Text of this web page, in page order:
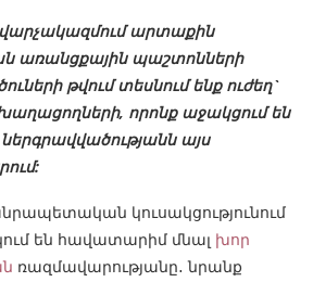
արտաքին
առանցքային պաշտոնների
թվում տեսնում ենք ուժեղ`
որոնք աջակցում են
այս
կուսակցությունում
են հավատարիմ մնալ խոր
ռազմավարությանը․ նրանք